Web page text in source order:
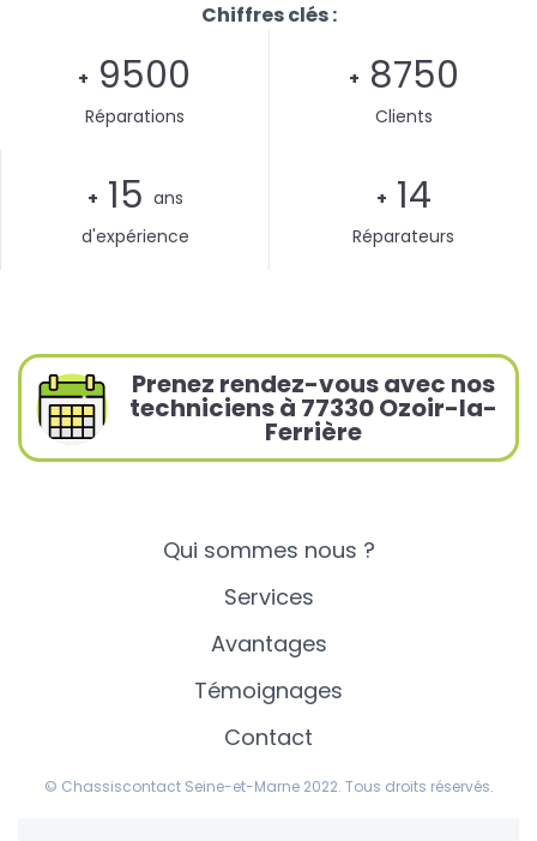
Chiffres clés :
+ 9500
Réparations
+ 8750
Clients
+ 15 ans
d'expérience
+ 14
Réparateurs
Prenez rendez-vous avec nos
techniciens à 77330 Ozoir-la-
Ferrière
Qui sommes nous ?
Services
Avantages
Témoignages
Contact
© Chassiscontact Seine-et-Marne 2022. Tous droits réservés.